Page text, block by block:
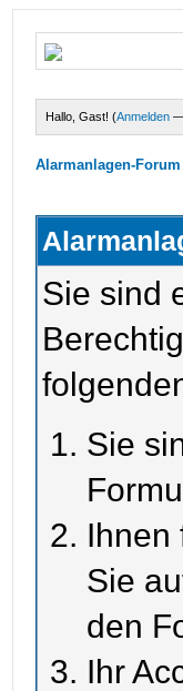
Hallo, Gast! (Anmelden
Alarmanlagen-
Sie sind
Sie
Ihnen
Sie
den
Ihr